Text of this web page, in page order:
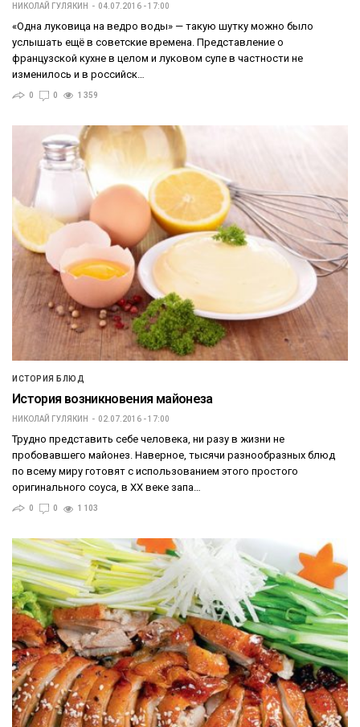
НИКОЛАЙ ГУЛЯКИН 04.07.2016 - 17:00
«Одна луковица на ведро воды» — такую шутку можно было
услышать ещё в советские времена. Представление о
французской кухне в целом и луковом супе в частности не
изменилось и в российск…
0 0 1 359
ИСТОРИЯ БЛЮД
История возникновения майонеза
НИКОЛАЙ ГУЛЯКИН 02.07.2016 - 17:00
Трудно представить себе человека, ни разу в жизни не
пробовавшего майонез. Наверное, тысячи разнообразных блюд
по всему миру готовят с использованием этого простого
оригинального соуса, в XX веке запа…
0 0 1 103